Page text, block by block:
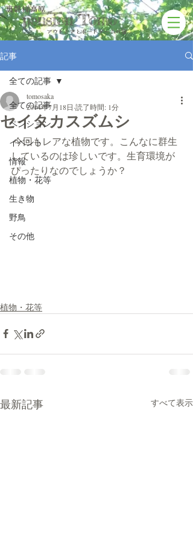
pension Tomo
アウトドアと​ボードゲームの宿
裏磐梯高原
記事
全ての記事
ペンション
イベント
情報
植物・花等
生き物
野鳥
その他
全ての記事
セイタカスズムシ
tomosaka
2014年7月18日 読了時間: 1分
今回もレアな植物です。こんなに群生
しているのは珍しいです。生育環境が
ぴったりなのでしょうか？
植物・花等
最新記事 すべて表示